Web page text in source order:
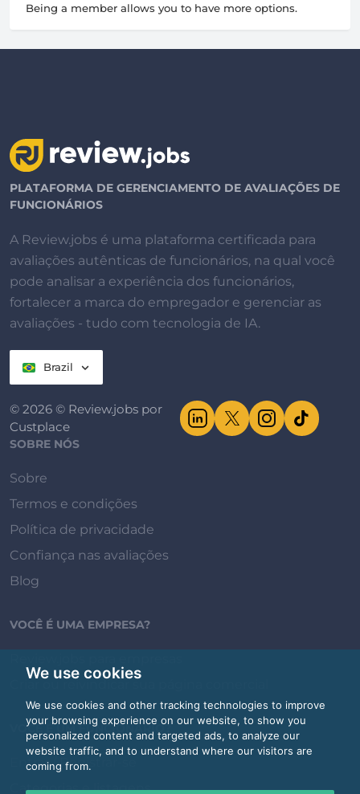
We use cookies
We use cookies and other tracking technologies to improve
your browsing experience on our website, to show you
personalized content and targeted ads, to analyze our
website traffic, and to understand where our visitors are
coming from.
Being a member allows you to have more options.
PLATAFORMA DE GERENCIAMENTO DE AVALIAÇÕES DE
FUNCIONÁRIOS
A Review.jobs é uma plataforma certificada para
avaliações autênticas de funcionários, na qual você
pode analisar a experiência dos funcionários,
fortalecer a marca do empregador e gerenciar as
avaliações - tudo com tecnologia de IA.
Brazil
© 2026 © Review.jobs por
Custplace
SOBRE NÓS
Sobre
Termos e condições
Política de privacidade
Confiança nas avaliações
Blog
VOCÊ É UMA EMPRESA?
Criar ou reivindicar sua página comercial
VOCÊ É UM FUNCIONÁRIO?
Entrar / Registrar-se
Categorias e listagens